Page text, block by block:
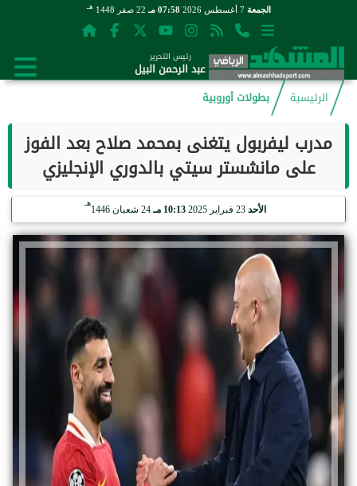
الجمعة 7 أغسطس 2026 07:58 مـ 22 صفر 1448 هـ
رئيس التحرير
عبد الرحمن البيل
الرئيسية
بطولات أوروبية
مدرب ليفربول يتغنى بمحمد صلاح بعد الفوز
على مانشستر سيتي بالدوري الإنجليزي
الأحد 10:13 مـ 24 شعبان 1446
هـ